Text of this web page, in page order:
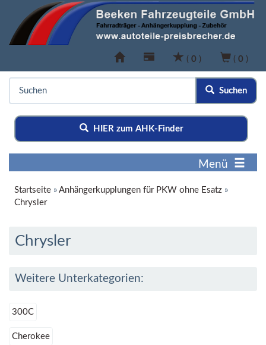
( 0 ) ( 0 )
Suchen
HIER zum AHK-Finder
Menü
Startseite » Anhängerkupplungen für PKW ohne Esatz »
Chrysler
Chrysler
Weitere Unterkategorien:
300C
Cherokee